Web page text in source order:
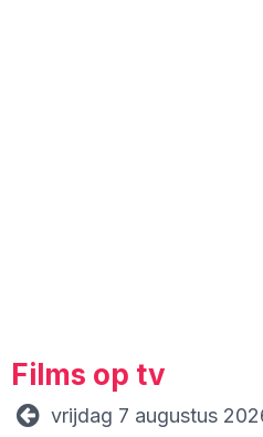
Films op tv
vrijdag 7 augustus